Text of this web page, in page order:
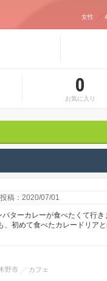
女性
0
お気に入り
投稿：2020/07/01
ターカレーが食べたくて行
、初めて食べたカレードリア
野市 カフェ